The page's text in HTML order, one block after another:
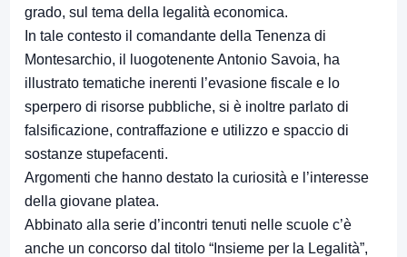
grado, sul tema della legalità economica.
In tale contesto il comandante della Tenenza di
Montesarchio, il luogotenente Antonio Savoia, ha
illustrato tematiche inerenti l’evasione fiscale e lo
sperpero di risorse pubbliche, si è inoltre parlato di
falsificazione, contraffazione e utilizzo e spaccio di
sostanze stupefacenti.
Argomenti che hanno destato la curiosità e l’interesse
della giovane platea.
Abbinato alla serie d’incontri tenuti nelle scuole c’è
anche un concorso dal titolo “Insieme per la Legalità”,